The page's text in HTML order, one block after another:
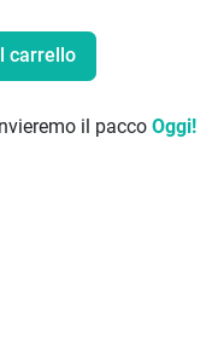
carrello
il pacco Oggi!